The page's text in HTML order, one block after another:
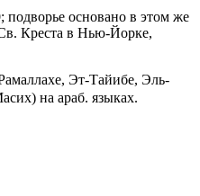
основано в этом же
Креста в Нью-Йорке,
Эт-Тайибе, Эль-
на араб. языках.